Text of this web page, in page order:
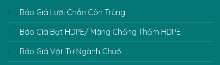
Báo Giá Lưới Chắn Côn Trùng
Báo Giá Bạt HDPE/ Màng Chống Thấm HDPE
Báo Giá Vật Tư Ngành Chuối